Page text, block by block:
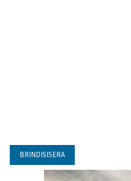
BRINDISISERA